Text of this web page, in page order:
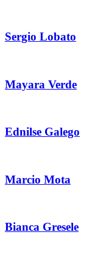
Sergio Lobato
Mayara Verde
Ednilse Galego
Marcio Mota
Bianca Gresele